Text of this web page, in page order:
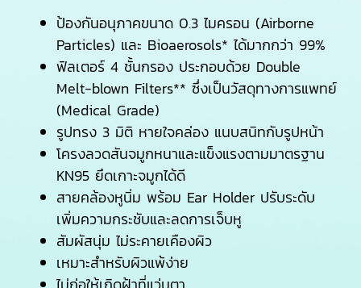
ป้องกันอนุภาคขนาด 0.3 ไมครอน (Airborne
Particles) และ Bioaerosols* ได้มากกว่า 99%
ฟิลเตอร์ 4 ชั้นกรอง ประกอบด้วย Double
Melt-blown Filters** ซึ่งเป็นวัสดุทางการแพทย์
(Medical Grade)
รูปทรง 3 มิติ หายใจคล่อง แนบสนิทกับรูปหน้า
โครงลวดสันจมูกหนาและแข็งแรงตามมาตรฐาน
KN95 ยึดเกาะจมูกได้ดี
สายคล้องหูนิ่ม พร้อม Ear Holder ปรับระดับ
เพิ่มความกระชับและลดการเจ็บหู
สัมผัสนุ่ม ไม่ระคายเคืองผิว
เหมาะสำหรับผิวแพ้ง่าย